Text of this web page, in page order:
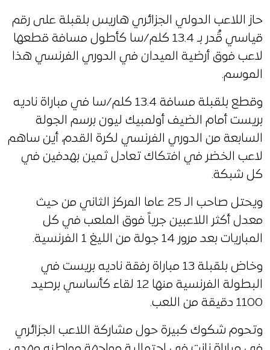
حاز اللاعب الدولي الجزائري هاريس بلقبلة على رقم
قياسي قُدر بـ 13.4 كلم/سا كأطول مسافة قطعها
لاعب فوق أرضية الميدان في الدوري الفرنسي هذا
الموسم.
وقطع بلقبلة مسافة 13.4 كلم/سا في مباراة ناديه
بريست أمام الضيف أولمبيك ليون برسم الجولة
السابعة من الدوري الفرنسي لكرة القدم، أين ساهم
لاعب الخضر في افتكاك تعادل ثمين بهدفين في
كل شبكة.
ويحتل صاحب الـ 25 عاما المركز الثاني من حيث
معدل أكثر اللاعبين جرياً فوق الملعب في كل
المباريات بعد مرور 14 جولة من الليغ 1 الفرنسية.
وخاض بلقبلة 13 مباراة رفقة ناديه بريست في
البطولة الفرنسية منها 12 لقاء كأساسي برصيد
1100 دقيقة من اللعب.
وتحوم شكوك كبيرة حول مشاركة اللاعب الجزائري